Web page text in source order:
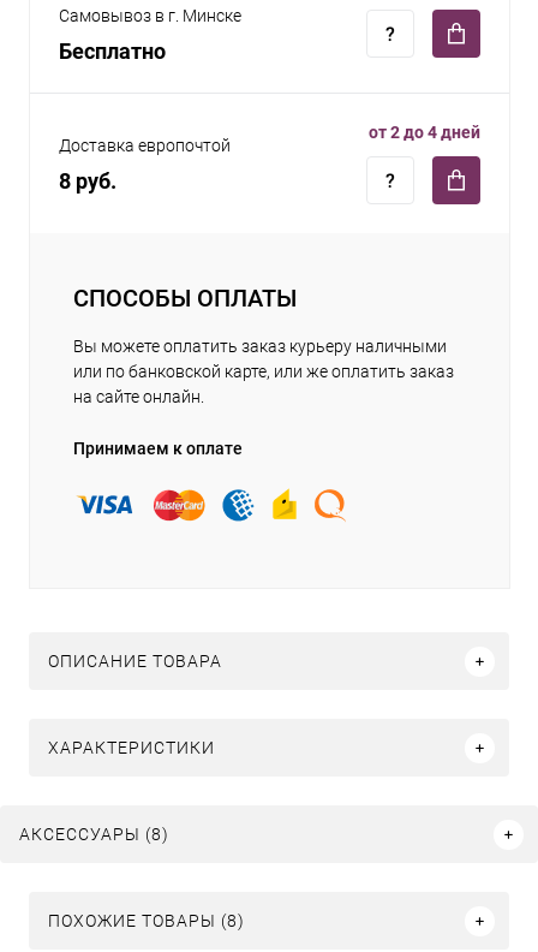
Самовывоз в г. Минске
Бесплатно
Доставка европочтой
8 руб.
от 2 до 4 дней
СПОСОБЫ ОПЛАТЫ
Вы можете оплатить заказ курьеру наличными
или по банковской карте, или же оплатить заказ
на сайте онлайн.
Принимаем к оплате
ОПИСАНИЕ ТОВАРА
ХАРАКТЕРИСТИКИ
АКСЕССУАРЫ (8)
ПОХОЖИЕ ТОВАРЫ (8)